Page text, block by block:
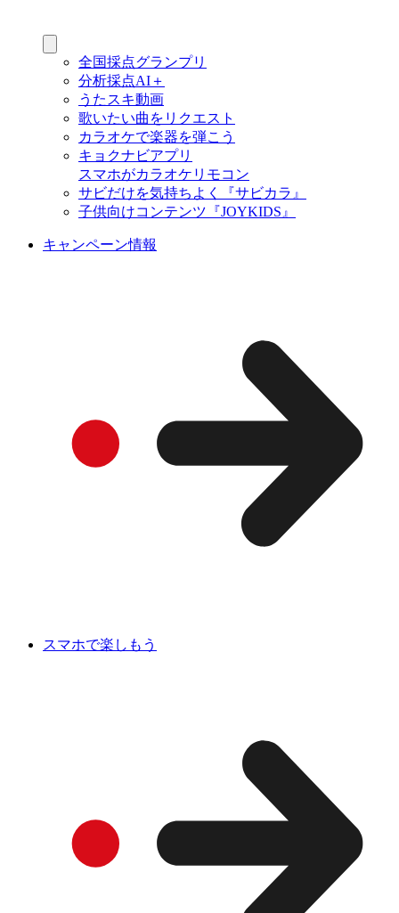
全国採点グランプリ
分析採点AI＋
うたスキ動画
歌いたい曲をリクエスト
カラオケで楽器を弾こう
キョクナビアプリ
スマホがカラオケリモコン
サビだけを気持ちよく『サビカラ』
子供向けコンテンツ『JOYKIDS』
キャンペーン情報
スマホで楽しもう